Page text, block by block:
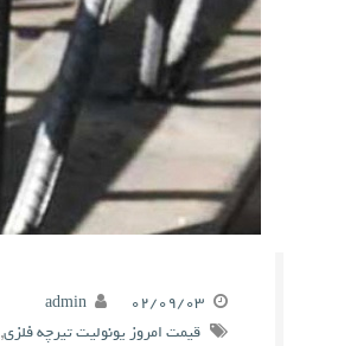
۰۲/۰۹/۰۳ admin
قیمت امروز یونولیت تیرچه فلزی,